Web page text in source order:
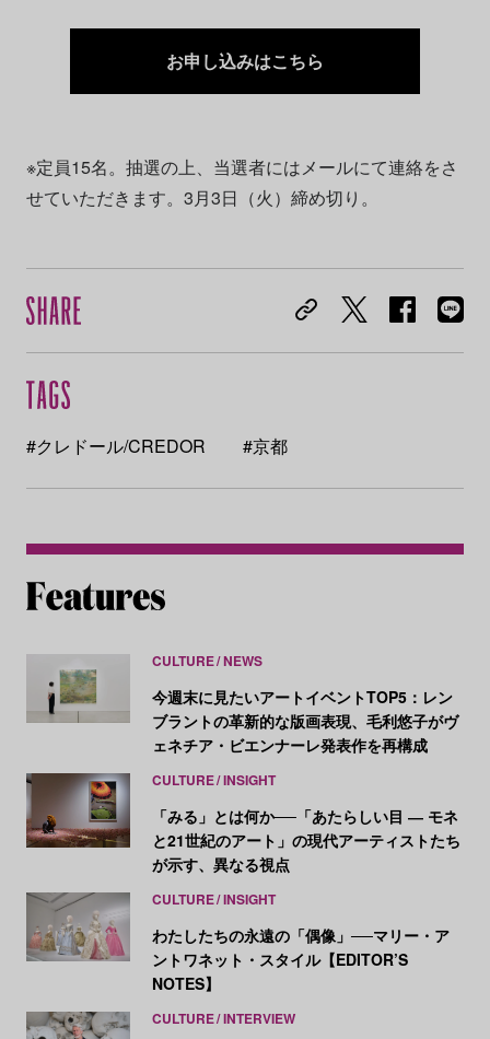
お申し込みはこちら
※定員15名。抽選の上、当選者にはメールにて連絡をさ
せていただきます。3月3日（火）締め切り。
#クレドール/CREDOR #京都
CULTURE NEWS
今週末に見たいアートイベントTOP5：レン
ブラントの革新的な版画表現、毛利悠子がヴ
ェネチア・ビエンナーレ発表作を再構成
CULTURE INSIGHT
「みる」とは何か──「あたらしい目 ― モネ
と21世紀のアート」の現代アーティストたち
が示す、異なる視点
CULTURE INSIGHT
わたしたちの永遠の「偶像」──マリー・ア
ントワネット・スタイル【EDITOR’S
NOTES】
CULTURE INTERVIEW